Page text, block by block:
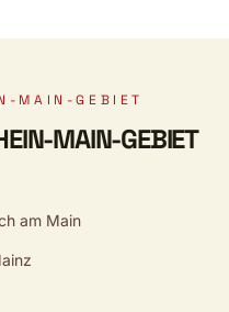
MAIN-GEBIET
MAIN-GEBIET
am Main